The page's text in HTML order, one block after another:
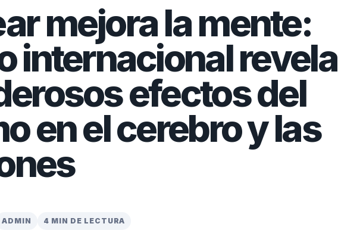
mejora la mente:
internacional revela
efectos del
en el cerebro y las
ADMIN 4 MIN DE LECTURA